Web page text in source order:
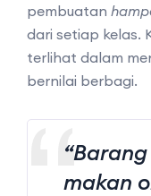
pembuatan
dari setiap kelas.
terlihat dalam
bernilai berbagi.
makan